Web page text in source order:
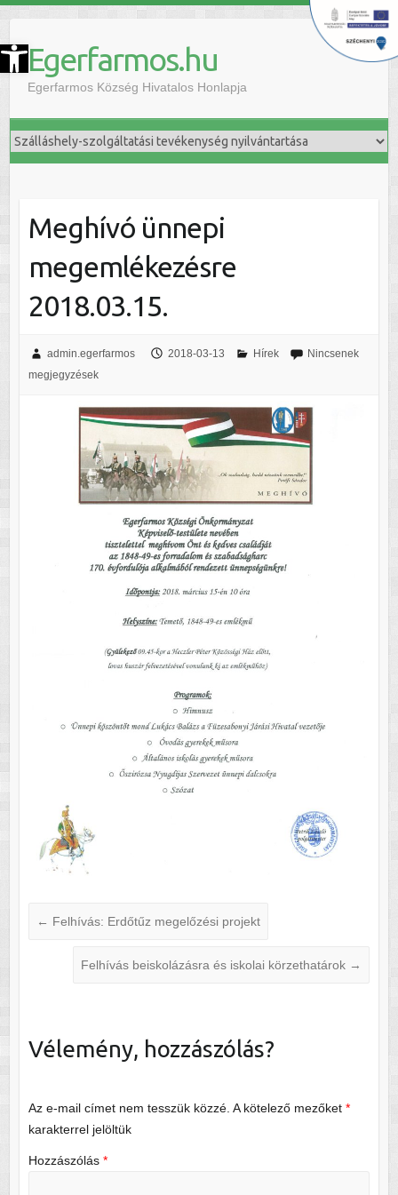
Eszköztár megnyitása Egerfarmos.hu
Egerfarmos Község Hivatalos Honlapja
Meghívó ünnepi
megemlékezésre
2018.03.15.
admin.egerfarmos 2018-03-13 Hírek
Nincsenek
megjegyzések
← Felhívás: Erdőtűz megelőzési projekt
Felhívás beiskolázásra és iskolai körzethatárok →
Vélemény, hozzászólás?
Az e-mail címet nem tesszük közzé. A kötelező mezőket *
karakterrel jelöltük
Hozzászólás *